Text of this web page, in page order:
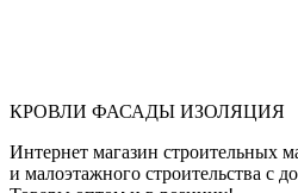
КРОВЛИ ФАСАДЫ ИЗОЛЯЦИЯ
Интернет магазин строительных
и малоэтажного строительства с